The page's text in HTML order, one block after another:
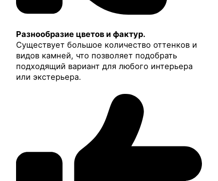
Разнообразие цветов и фактур.
Существует большое количество оттенков и
видов камней, что позволяет подобрать
подходящий вариант для любого интерьера
или экстерьера.